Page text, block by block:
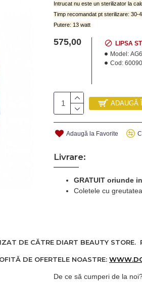
Intrucat nu este un sterilizator la
Timp recomandat pt sterilizare: 30-
Putere: 13 watt
575,00
LIPSA
Model:
Cod:
ADAUGĂ
Adaugă la Favorite
Livrare:
GRATUIT oriunde
Coletele cu
DE CĂTRE DIART BEAUTY STORE.
DE OFERTELE NOASTRE:
De ce să cumperi de la